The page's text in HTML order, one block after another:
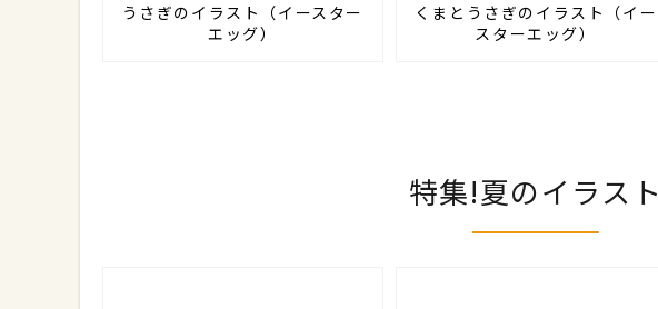
うさぎのイラスト（イースター
エッグ）
くまとうさぎのイラスト（イー
スターエッグ）
特集!夏のイラスト